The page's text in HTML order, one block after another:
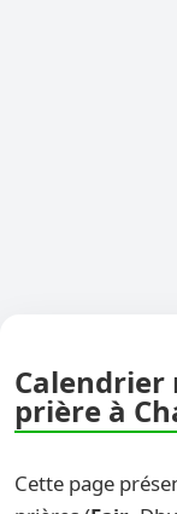
Calendrier
prière à
Cette page